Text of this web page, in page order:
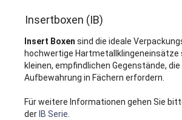
Insertboxen (IB)
Insert Boxen sind die ideale
hochwertige Hartmetallklingeneinsätze
kleinen, empfindlichen Gegenstände,
Aufbewahrung in Fächern erfordern.
Für weitere Informationen gehen Sie
der IB Serie